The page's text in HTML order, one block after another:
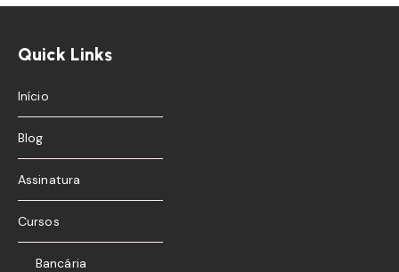
Quick Links
Início
Blog
Assinatura
Cursos
Bancária